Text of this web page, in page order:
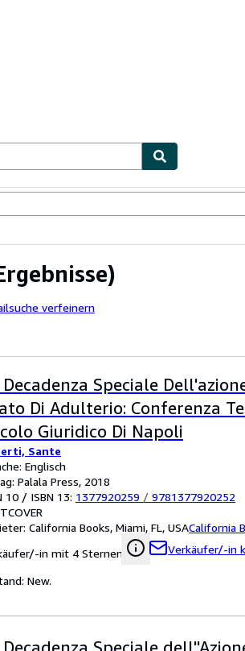
verfeinern
Decadenza Speciale
Di Adulterio: Conferenza
Giuridico Di Napoli
Sante
Englisch
Palala Press, 2018
10 / ISBN 13: 1377920259 / 9781377920252
California Books, Miami, FL, USACalifornia
in mit 4 Sternen
Verkäufer/-in
New.